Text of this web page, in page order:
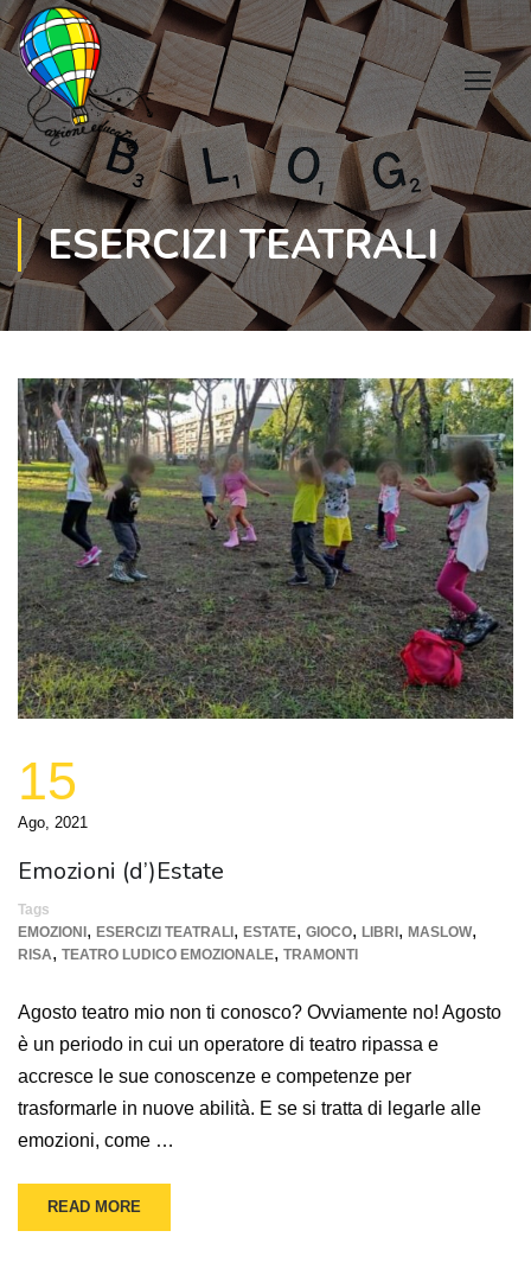
ESERCIZI TEATRALI
15
Ago, 2021
Emozioni (d’)Estate
Tags
EMOZIONI, ESERCIZI TEATRALI, ESTATE, GIOCO, LIBRI, MASLOW,
RISA, TEATRO LUDICO EMOZIONALE, TRAMONTI
Agosto teatro mio non ti conosco? Ovviamente no! Agosto
è un periodo in cui un operatore di teatro ripassa e
accresce le sue conoscenze e competenze per
trasformarle in nuove abilità. E se si tratta di legarle alle
emozioni, come …
READ MORE